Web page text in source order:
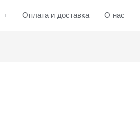
Оплата и доставка О нас